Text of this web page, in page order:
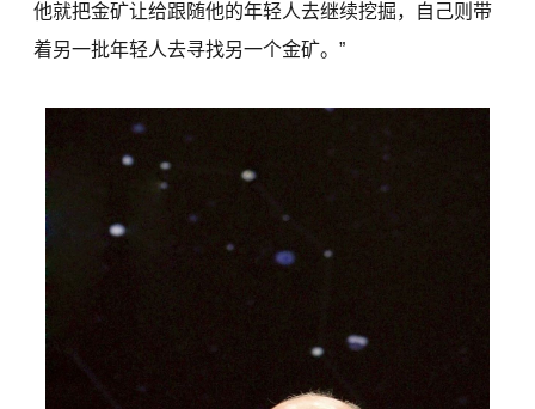
他就把金矿让给跟随他的年轻人去继续挖掘，自己则带
着另一批年轻人去寻找另一个金矿。”